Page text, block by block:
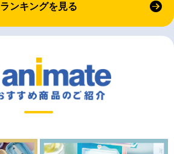
ランキングを見る